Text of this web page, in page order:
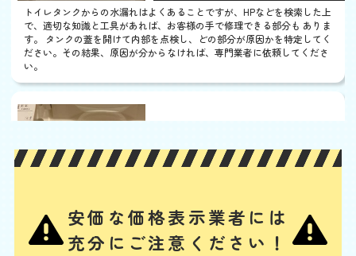
引
トイレタンクからの水漏れはよくあることですが、HPなどを検索した上
で、適切な知識と工具があれば、お客様の手で修理できる部分も ありま
す。 タンクの蓋を開けて内部を点検し、どの部分が原因かを特定してく
ださい。その結果、原因が分からなければ、専門業者に依頼してくださ
い。
基本料
3,000 W
定
割
引
作業費
3,300
部品代
0
ノズルや内部のバルブユニットの汚れ・劣化、給水ホースの緩みや劣
化、給水フィルターのつまり、水抜き栓の劣化などが、主な水漏れの原
安価な価格表示業者には
充分にご注意ください！